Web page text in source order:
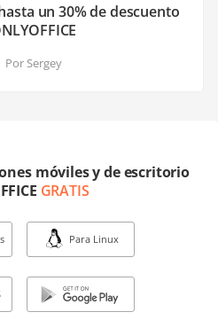
un 30% de descuento
Por Sergey
móviles y de escritorio
GRATIS
Para Linux